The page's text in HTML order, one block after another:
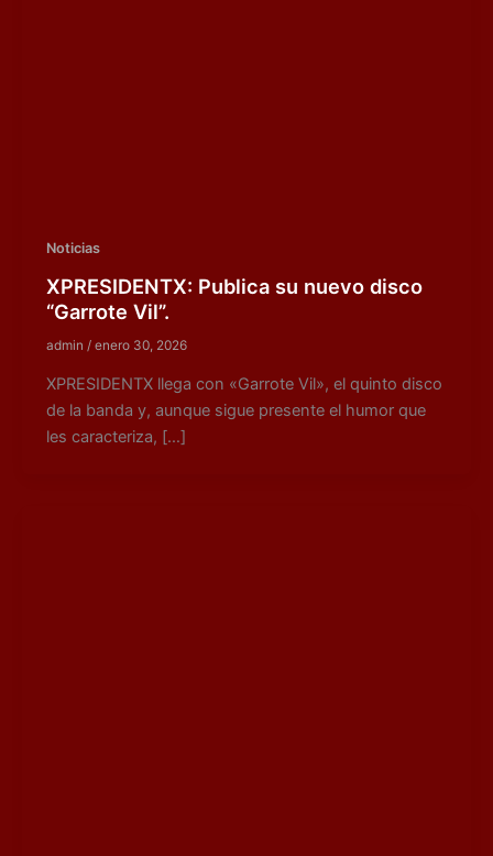
Noticias
XPRESIDENTX: Publica su nuevo disco
“Garrote Vil”.
admin / enero 30, 2026
XPRESIDENTX llega con «Garrote Vil», el quinto disco
de la banda y, aunque sigue presente el humor que
les caracteriza, […]